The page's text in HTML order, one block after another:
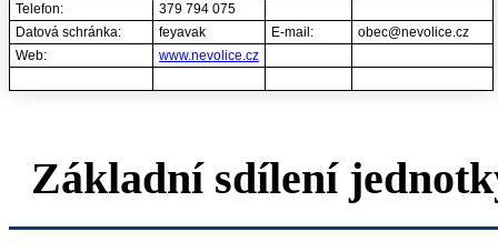
Telefon:
379 794 075
Datová schránka:
feyavak E-mail:
obec@nevolice.cz
Web:
www.nevolice.cz
Základní sdílení